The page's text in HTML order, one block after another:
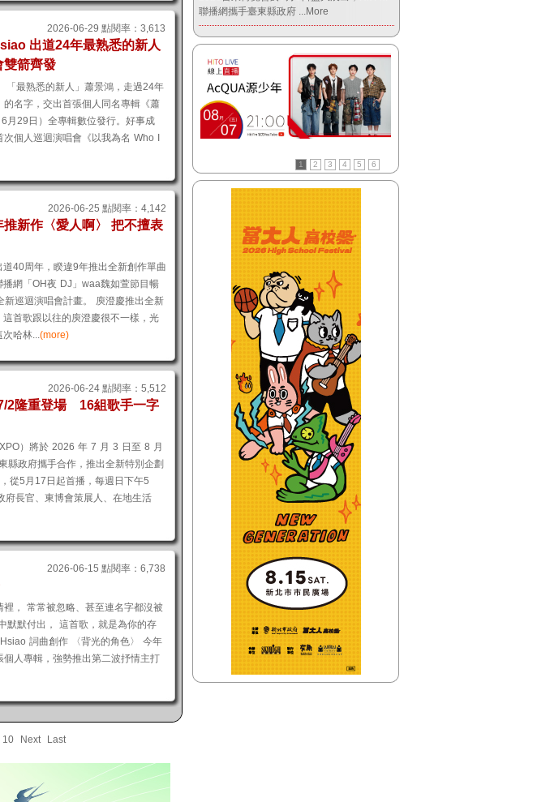
2026-06-29 點閱率：3,613
出道24年最熟悉的新人
雙箭齊發
「最熟悉的新人」蕭景鴻，走過24年
名字，交出首張個人同名專輯《蕭
月29日）全專輯數位發行。好事成
個人巡迴演唱會《以我為名 Who I
2026-06-25 點閱率：4,142
新作〈愛人啊〉 把不擅表
40周年，睽違9年推出全新創作單曲
播網「OH夜 DJ」waa魏如萱節目暢
巡迴演唱會計畫。 庾澄慶推出全新
首歌跟以往的庾澄慶很不一樣，光
次哈林...(more)
2026-06-24 點閱率：5,512
2隆重登場 16組歌手一字
）將於 2026 年 7 月 3 日至 8 月
縣政府攜手合作，推出全新特別企劃
從5月17日起首播，每週日下午5
府長官、東博會策展人、在地生活
2026-06-15 點閱率：6,738
， 常常被忽略、甚至連名字都沒被
默默付出， 這首歌，就是為你的存
詞曲創作 〈背光的角色〉 今年
人專輯，強勢推出第二波抒情主打
10 Next Last
Bryan
(聯播)耐玩DJ-Bryan
【HitFm正在進行】
(聯播)
HITO中文排行榜-
Bryan
(聯播)耐玩DJ-Bryan
(聯播)
HITO中文排行榜-
(聯播)耐玩DJ-Bryan
聯播網攜手臺東縣政府 ...More
1 2 3 4 5 6